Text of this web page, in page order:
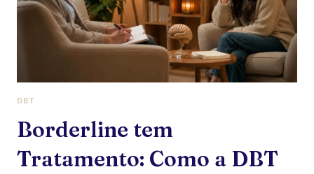
O
QUE
MUDA
PARTIR
DBT
Borderline tem
Tratamento: Como a DBT